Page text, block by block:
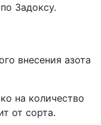
Задоксу.
внесения азота
на количество
от сорта.